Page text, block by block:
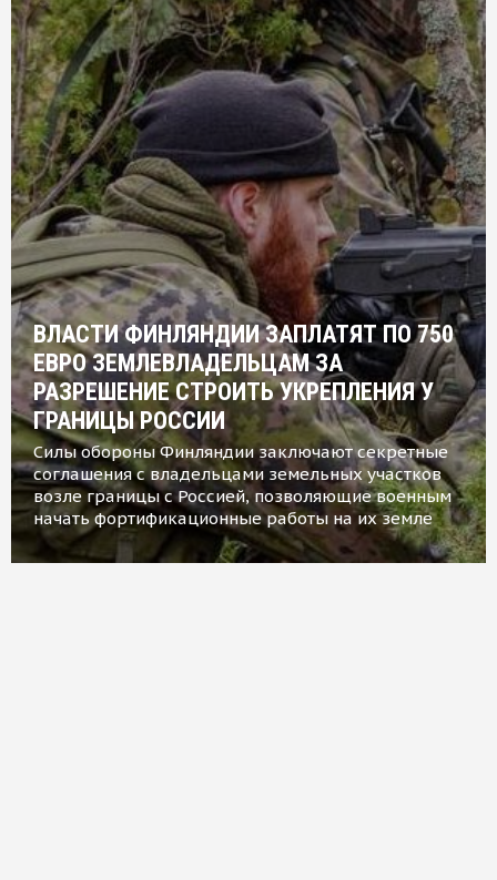
ВЛАСТИ ФИНЛЯНДИИ ЗАПЛАТЯТ ПО 750
ЕВРО ЗЕМЛЕВЛАДЕЛЬЦАМ ЗА
РАЗРЕШЕНИЕ СТРОИТЬ УКРЕПЛЕНИЯ У
ГРАНИЦЫ РОССИИ
Силы обороны Финляндии заключают секретные
соглашения с владельцами земельных участков
возле границы с Россией, позволяющие военным
начать фортификационные работы на их земле